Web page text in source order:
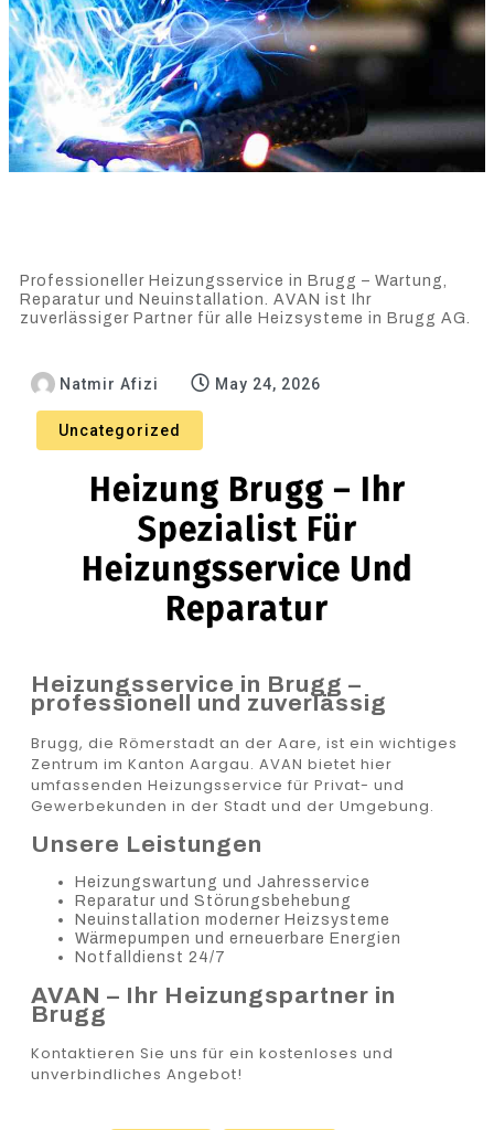
Professioneller Heizungsservice in Brugg – Wartung,
Reparatur und Neuinstallation. AVAN ist Ihr
zuverlässiger Partner für alle Heizsysteme in Brugg AG.
Natmir Afizi May 24, 2026
Uncategorized
Heizung Brugg – Ihr
Spezialist Für
Heizungsservice Und
Reparatur
Heizungsservice in Brugg –
professionell und zuverlässig
Brugg, die Römerstadt an der Aare, ist ein wichtiges
Zentrum im Kanton Aargau. AVAN bietet hier
umfassenden Heizungsservice für Privat- und
Gewerbekunden in der Stadt und der Umgebung.
Unsere Leistungen
Heizungswartung und Jahresservice
Reparatur und Störungsbehebung
Neuinstallation moderner Heizsysteme
Wärmepumpen und erneuerbare Energien
Notfalldienst 24/7
AVAN – Ihr Heizungspartner in
Brugg
Kontaktieren Sie uns für ein kostenloses und
unverbindliches Angebot!